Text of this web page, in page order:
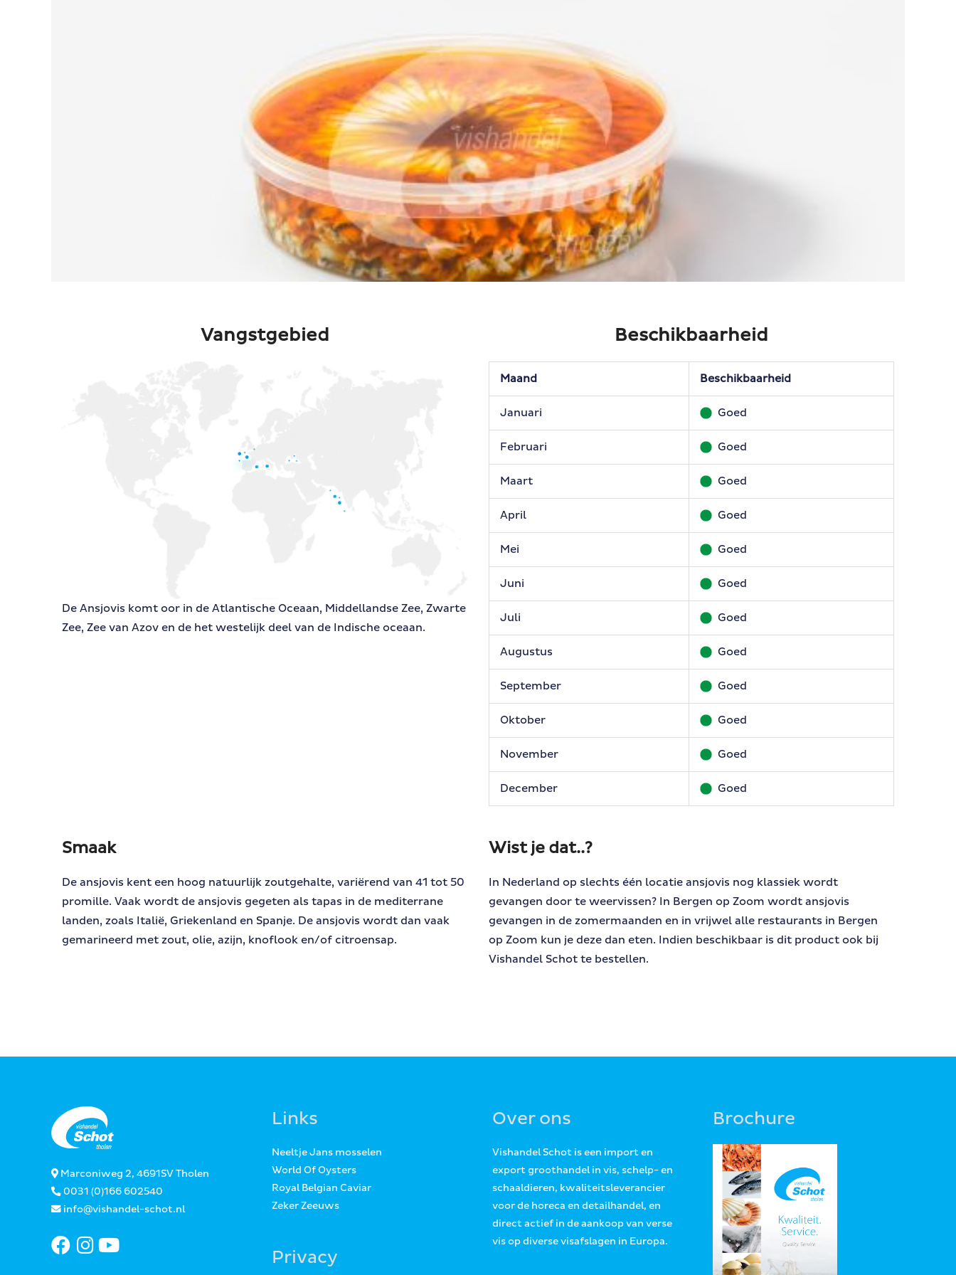
Vangstgebied
De Ansjovis komt oor in de Atlantische Oceaan, Middellandse Zee, Zwarte
Zee, Zee van Azov en de het westelijk deel van de Indische oceaan.
Beschikbaarheid
Maand Beschikbaarheid
Januari Goed
Februari Goed
Maart Goed
April Goed
Mei Goed
Juni Goed
Juli Goed
Augustus Goed
September Goed
Oktober Goed
November Goed
December Goed
Smaak
De ansjovis kent een hoog natuurlijk zoutgehalte, variërend van 41 tot 50
promille. Vaak wordt de ansjovis gegeten als tapas in de mediterrane
landen, zoals Italië, Griekenland en Spanje. De ansjovis wordt dan vaak
gemarineerd met zout, olie, azijn, knoflook en/of citroensap.
Wist je dat..?
In Nederland op slechts één locatie ansjovis nog klassiek wordt
gevangen door te weervissen? In Bergen op Zoom wordt ansjovis
gevangen in de zomermaanden en in vrijwel alle restaurants in Bergen
op Zoom kun je deze dan eten. Indien beschikbaar is dit product ook bij
Vishandel Schot te bestellen.
Marconiweg 2, 4691SV Tholen
0031 (0)166 602540
info@vishandel-schot.nl
Links
Neeltje Jans mosselen
World Of Oysters
Royal Belgian Caviar
Zeker Zeeuws
Privacy
Over ons
Vishandel Schot is een import en
export groothandel in vis, schelp- en
schaaldieren, kwaliteitsleverancier
voor de horeca en detailhandel, en
direct actief in de aankoop van verse
vis op diverse visafslagen in Europa.
Brochure